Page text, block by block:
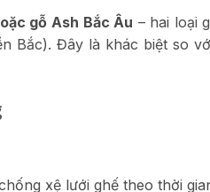
gỗ Ash Bắc Âu – hai loại
Bắc). Đây là khác biệt so
xệ lưới ghế theo thời